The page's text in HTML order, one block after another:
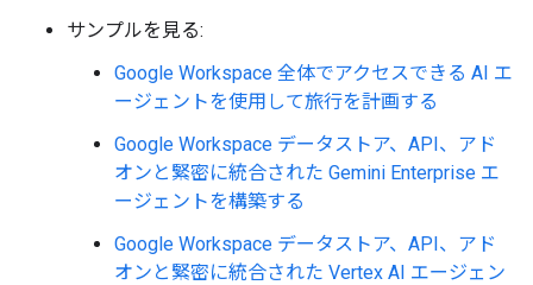
サンプルを見る:
Google Workspace 全体でアクセスできる AI エ
ージェントを使用して旅行を計画する
Google Workspace データストア、API、アド
オンと緊密に統合された Gemini Enterprise エ
ージェントを構築する
Google Workspace データストア、API、アド
オンと緊密に統合された Vertex AI エージェン